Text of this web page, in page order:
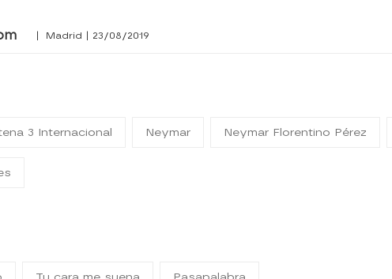
| Madrid | 23/08/2019
3 Internacional Neymar Neymar Florentino Pérez